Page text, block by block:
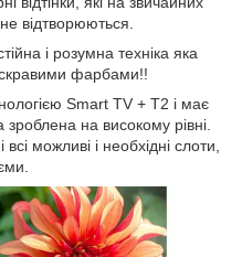
відтворюються.
і розумна техніка яка
фарбами!!
Smart TV + Т2 і має
зроблена на високому рівні.
можливі і необхідні слоти,